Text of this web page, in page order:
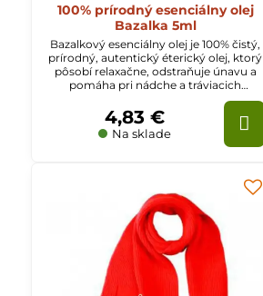
100% prírodný esenciálny olej
Bazalka 5ml
Bazalkový esenciálny olej je 100% čistý,
prírodný, autentický éterický olej, ktorý
pôsobí relaxačne, odstraňuje únavu a
pomáha pri nádche a tráviacich
Na sklade
4,83 €